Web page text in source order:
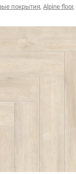
покрытия, Alpine floor,